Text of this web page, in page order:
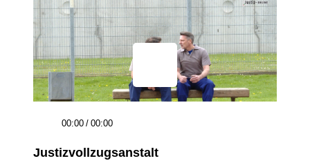
00:00 / 00:00
Justizvollzugsanstalt